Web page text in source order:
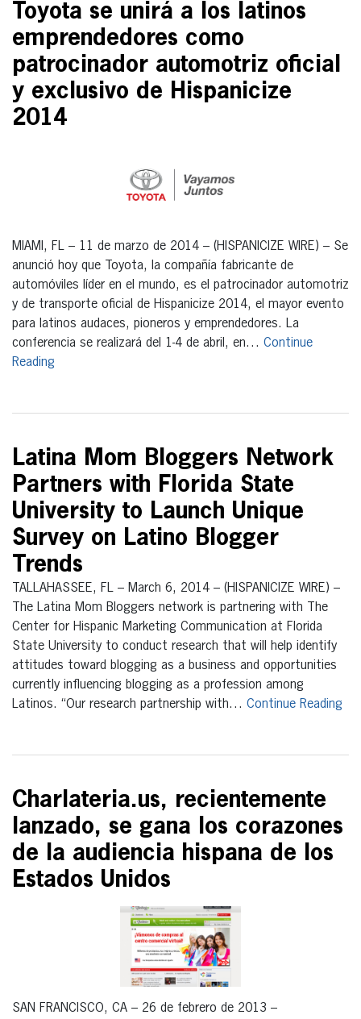
Toyota se unirá a los latinos
emprendedores como
patrocinador automotriz oficial
y exclusivo de Hispanicize
2014
MIAMI, FL – 11 de marzo de 2014 – (HISPANICIZE WIRE) – Se
anunció hoy que Toyota, la compañía fabricante de
automóviles líder en el mundo, es el patrocinador automotriz
y de transporte oficial de Hispanicize 2014, el mayor evento
para latinos audaces, pioneros y emprendedores. La
conferencia se realizará del 1-4 de abril, en… Continue
Reading
Latina Mom Bloggers Network
Partners with Florida State
University to Launch Unique
Survey on Latino Blogger
Trends
TALLAHASSEE, FL – March 6, 2014 – (HISPANICIZE WIRE) –
The Latina Mom Bloggers network is partnering with The
Center for Hispanic Marketing Communication at Florida
State University to conduct research that will help identify
attitudes toward blogging as a business and opportunities
currently influencing blogging as a profession among
Latinos. “Our research partnership with… Continue Reading
Charlateria.us, recientemente
lanzado, se gana los corazones
de la audiencia hispana de los
Estados Unidos
SAN FRANCISCO, CA – 26 de febrero de 2013 –